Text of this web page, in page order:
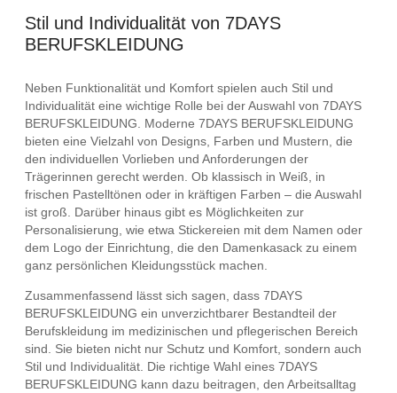
Stil und Individualität von 7DAYS
BERUFSKLEIDUNG
Neben Funktionalität und Komfort spielen auch Stil und
Individualität eine wichtige Rolle bei der Auswahl von 7DAYS
BERUFSKLEIDUNG. Moderne 7DAYS BERUFSKLEIDUNG
bieten eine Vielzahl von Designs, Farben und Mustern, die
den individuellen Vorlieben und Anforderungen der
Trägerinnen gerecht werden. Ob klassisch in Weiß, in
frischen Pastelltönen oder in kräftigen Farben – die Auswahl
ist groß. Darüber hinaus gibt es Möglichkeiten zur
Personalisierung, wie etwa Stickereien mit dem Namen oder
dem Logo der Einrichtung, die den Damenkasack zu einem
ganz persönlichen Kleidungsstück machen.
Zusammenfassend lässt sich sagen, dass 7DAYS
BERUFSKLEIDUNG ein unverzichtbarer Bestandteil der
Berufskleidung im medizinischen und pflegerischen Bereich
sind. Sie bieten nicht nur Schutz und Komfort, sondern auch
Stil und Individualität. Die richtige Wahl eines 7DAYS
BERUFSKLEIDUNG kann dazu beitragen, den Arbeitsalltag